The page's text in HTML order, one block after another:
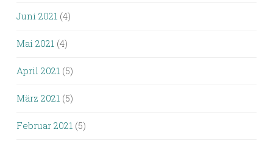
Juni 2021 (4)
Mai 2021 (4)
April 2021 (5)
März 2021 (5)
Februar 2021 (5)